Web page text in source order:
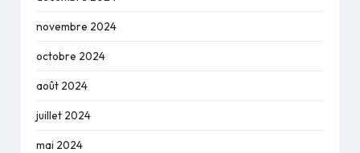
novembre 2024
octobre 2024
août 2024
juillet 2024
mai 2024